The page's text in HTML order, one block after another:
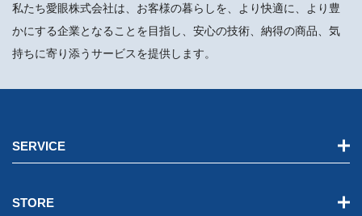
私たち愛眼株式会社は、お客様の暮らしを、より快適に、より豊
かにする企業となることを目指し、安心の技術、納得の商品、気
持ちに寄り添うサービスを提供します。
SERVICE
STORE